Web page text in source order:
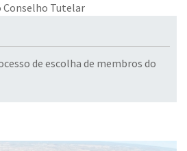
de escolha de membros do